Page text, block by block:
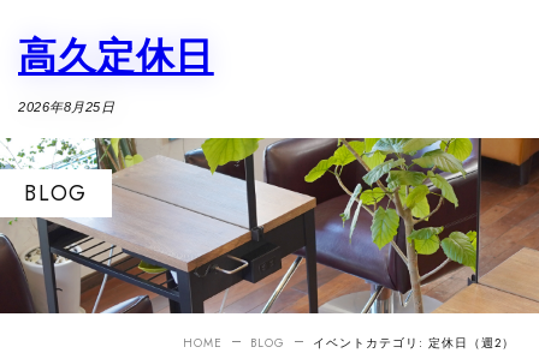
BLOG
HOME BLOG イベントカテゴリ: 定休日（週2）
高久定休日
2026年8月11日
高久定休日
2026年8月18日
高久定休日
2026年8月25日